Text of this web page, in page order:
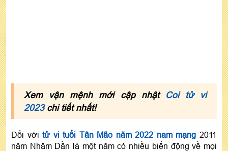
Xem vận mệnh mới cập nhật Coi tử vi
2023chi tiết nhất!
Đối với tử vi tuổi Tân Mão năm 2022 nam mạng 2011
năm Nhâm Dần là một năm có nhiều biến động về mọi